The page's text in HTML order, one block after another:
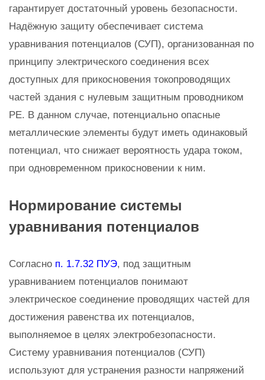
гарантирует достаточный уровень безопасности.
Надёжную защиту обеспечивает система
уравнивания потенциалов (СУП), организованная по
принципу электрического соединения всех
доступных для прикосновения токопроводящих
частей здания с нулевым защитным проводником
РЕ. В данном случае, потенциально опасные
металлические элементы будут иметь одинаковый
потенциал, что снижает вероятность удара током,
при одновременном прикосновении к ним.
Нормирование системы
уравнивания потенциалов
Согласно п. 1.7.32 ПУЭ, под защитным
уравниванием потенциалов понимают
электрическое соединение проводящих частей для
достижения равенства их потенциалов,
выполняемое в целях электробезопасности.
Систему уравнивания потенциалов (СУП)
используют для устранения разности напряжений